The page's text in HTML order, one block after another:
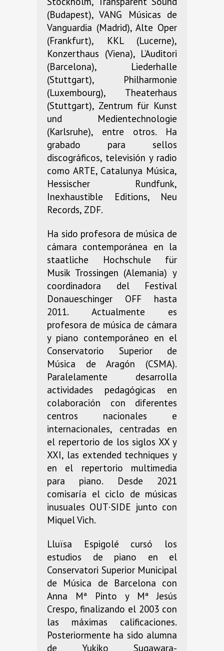
(Budapest), VANG Músicas de
Vanguardia (Madrid), Alte Oper
(Frankfurt), KKL (Lucerne),
Konzerthaus (Viena), L’Auditori
(Barcelona), Liederhalle
(Stuttgart), Philharmonie
(Luxembourg), Theaterhaus
(Stuttgart), Zentrum für Kunst
und Medientechnologie
(Karlsruhe), entre otros. Ha
grabado para sellos
discográficos, televisión y radio
como ARTE, Catalunya Música,
Hessischer Rundfunk,
Inexhaustible Editions, Neu
Records, ZDF.
Ha sido profesora de música de
cámara contemporánea en la
staatliche Hochschule für
Musik Trossingen (Alemania) y
coordinadora del Festival
Donaueschinger OFF hasta
2011. Actualmente es
profesora de música de cámara
y piano contemporáneo en el
Conservatorio Superior de
Música de Aragón (CSMA).
Paralelamente desarrolla
actividades pedagógicas en
colaboración con diferentes
centros nacionales e
internacionales, centradas en
el repertorio de los siglos XX y
XXI, las extended techniques y
en el repertorio multimedia
para piano. Desde 2021
comisaría el ciclo de músicas
inusuales OUT·SIDE junto con
Miquel Vich.
Lluïsa Espigolé cursó los
estudios de piano en el
Conservatori Superior Municipal
de Música de Barcelona con
Anna Mª Pinto y Mª Jesús
Crespo, finalizando el 2003 con
las máximas calificaciones.
Posteriormente ha sido alumna
de Yukiko Sugawara-